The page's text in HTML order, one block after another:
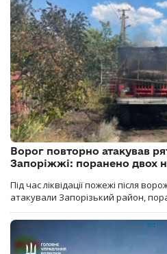
Ворог повторно атакував
Запоріжжі: поранено двох
Під час ліквідації пожежі після
атакували Запорізький район,